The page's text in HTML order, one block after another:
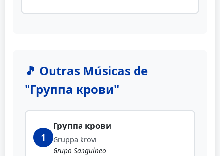
🎵 Outras Músicas de
"Группа крови"
1
Группа крови
Gruppa krovi
Grupo Sanguíneo